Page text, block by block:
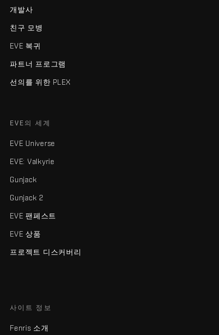
개발사
친구 모병
EVE 복귀
파트너 프로그램
선의를 위한 PLEX
EVE의 세계
EVE Universe
EVE: Valkyrie
Gunjack
Gunjack 2
EVE 팬페스트
EVE 상품
프로젝트 디스커버리
사이트 정보
Fenris 소개